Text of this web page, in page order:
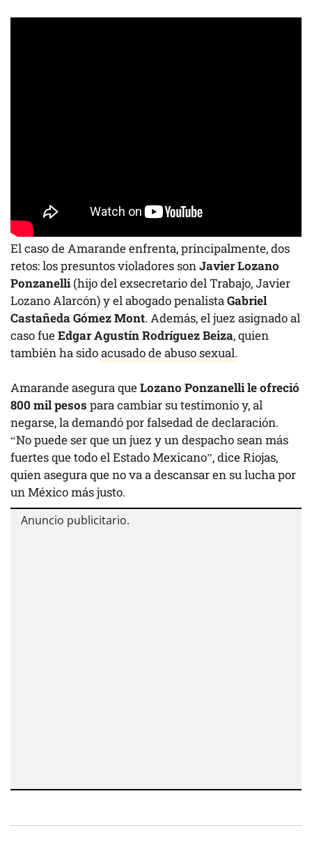
El caso de Amarande enfrenta, principalmente, dos
retos: los presuntos violadores sonJavier Lozano
Ponzanelli(hijo del exsecretario del Trabajo, Javier
Lozano Alarcón) y el abogado penalistaGabriel
Castañeda Gómez Mont. Además, el juez asignado al
caso fueEdgar Agustín Rodríguez Beiza, quien
también ha sidoacusado de abuso sexual.
Amarande asegura queLozano Ponzanelli le ofreció
800 mil pesos para cambiar su testimonio y, al
negarse, la demandó por falsedad de declaración.
“No puede ser que un juez y un despacho sean más
fuertes que todo el Estado Mexicano”, dice Riojas,
quien asegura que no va a descansar en su lucha por
un México más justo.